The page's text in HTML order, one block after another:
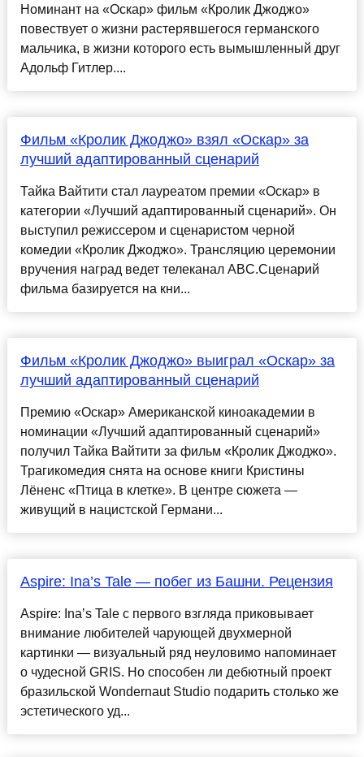
Номинант на «Оскар» фильм «Кролик Джоджо»
повествует о жизни растерявшегося германского
мальчика, в жизни которого есть вымышленный друг
Адольф Гитлер....
Фильм «Кролик Джоджо» взял «Оскар» за
лучший адаптированный сценарий
Тайка Вайтити стал лауреатом премии «Оскар» в
категории «Лучший адаптированный сценарий». Он
выступил режиссером и сценаристом черной
комедии «Кролик Джоджо». Трансляцию церемонии
вручения наград ведет телеканал ABC.Сценарий
фильма базируется на кни...
Фильм «Кролик Джоджо» выиграл «Оскар» за
лучший адаптированный сценарий
Премию «Оскар» Американской киноакадемии в
номинации «Лучший адаптированный сценарий»
получил Тайка Вайтити за фильм «Кролик Джоджо».
Трагикомедия снята на основе книги Кристины
Лёненс «Птица в клетке». В центре сюжета —
живущий в нацистской Германи...
Aspire: Ina’s Tale — побег из Башни. Рецензия
Aspire: Ina’s Tale с первого взгляда приковывает
внимание любителей чарующей двухмерной
картинки — визуальный ряд неуловимо напоминает
о чудесной GRIS. Но способен ли дебютный проект
бразильской Wondernaut Studio подарить столько же
эстетического уд...